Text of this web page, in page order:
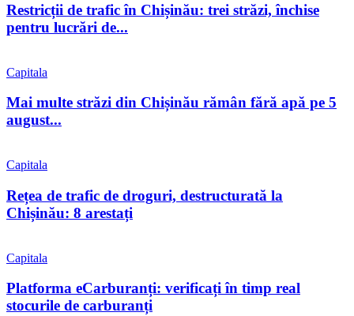
Restricții de trafic în Chișinău: trei străzi, închise
pentru lucrări de...
Capitala
Mai multe străzi din Chișinău rămân fără apă pe 5
august...
Capitala
Rețea de trafic de droguri, destructurată la
Chișinău: 8 arestați
Capitala
Platforma eCarburanți: verificați în timp real
stocurile de carburanți